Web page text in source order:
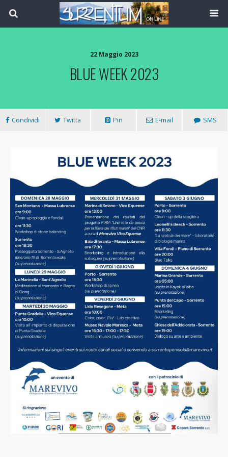
22 Maggio 2023
BLUE WEEK 2023
Condividi Twitta Pin E-mail SMS